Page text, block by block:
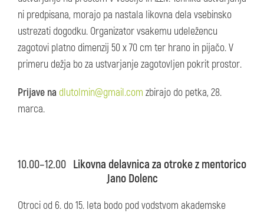
ni predpisana, morajo pa nastala likovna dela vsebinsko
ustrezati dogodku. Organizator vsakemu udeležencu
zagotovi platno dimenzij 50 x 70 cm ter hrano in pijačo. V
primeru dežja bo za ustvarjanje zagotovljen pokrit prostor.
Prijave na dlutolmin@gmail.com zbirajo do petka, 28.
marca.
10.00–12.00 Likovna delavnica za otroke z mentorico
Jano Dolenc
Otroci od 6. do 15. leta bodo pod vodstvom akademske